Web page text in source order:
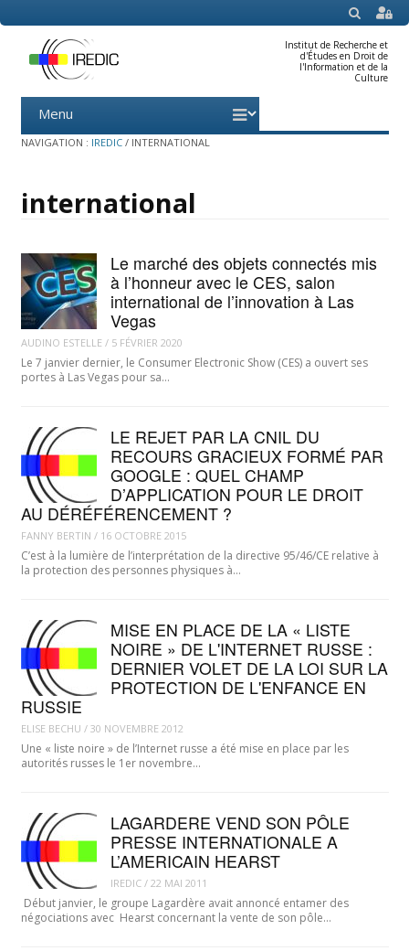
SEARCH
Institut de Recherche et
d'Études en Droit de
l'Information et de la
Culture
Menu
content
NAVIGATION : IREDIC / INTERNATIONAL
international
Le marché des objets connectés mis
à l’honneur avec le CES, salon
international de l’innovation à Las
Vegas
AUDINO ESTELLE / 5 FÉVRIER 2020
Le 7 janvier dernier, le Consumer Electronic Show (CES) a ouvert ses
portes à Las Vegas pour sa…
LE REJET PAR LA CNIL DU
RECOURS GRACIEUX FORMÉ PAR
GOOGLE : QUEL CHAMP
D’APPLICATION POUR LE DROIT
AU DÉRÉFÉRENCEMENT ?
FANNY BERTIN / 16 OCTOBRE 2015
C’est à la lumière de l’interprétation de la directive 95/46/CE relative à
la protection des personnes physiques à…
MISE EN PLACE DE LA « LISTE
NOIRE » DE L'INTERNET RUSSE :
DERNIER VOLET DE LA LOI SUR LA
PROTECTION DE L'ENFANCE EN
RUSSIE
ELISE BECHU / 30 NOVEMBRE 2012
Une « liste noire » de l’Internet russe a été mise en place par les
autorités russes le 1er novembre…
LAGARDERE VEND SON PÔLE
PRESSE INTERNATIONALE A
L’AMERICAIN HEARST
IREDIC/ 22 MAI 2011
Début janvier, le groupe Lagardère avait annoncé entamer des
négociations avec Hearst concernant la vente de son pôle…